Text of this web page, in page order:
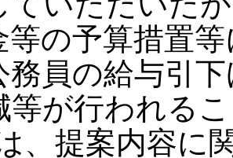
等の予算措置
務員の給与引
等が行われる
、提案内容に